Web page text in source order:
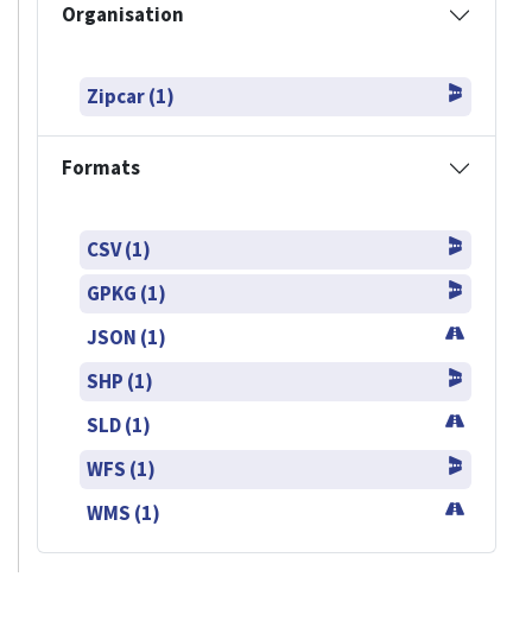
Organisation
Zipcar (1)
Formats
CSV (1)
GPKG (1)
JSON (1)
SHP (1)
SLD (1)
WFS (1)
WMS (1)